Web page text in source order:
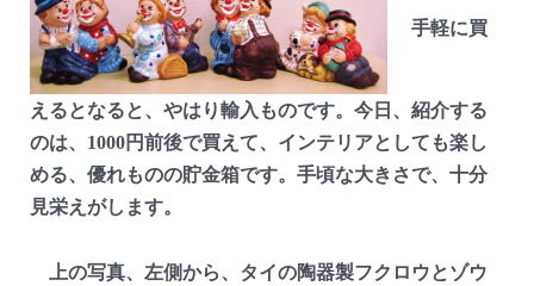
手軽に買
えるとなると、やはり輸入ものです。今日、紹介する
のは、1000円前後で買えて、インテリアとしても楽し
める、優れものの貯金箱です。手頃な大きさで、十分
見栄えがします。
上の写真、左側から、タイの陶器製フクロウとゾウ